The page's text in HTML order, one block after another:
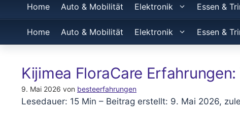
Home Auto & Mobilität Elektronik Essen &
Home Auto & Mobilität Elektronik Essen &
Kijimea FloraCare
9. Mai 2026 von besteerfahrungen
Lesedauer: 15 Min – Beitrag erstellt: 9. Mai 2026,